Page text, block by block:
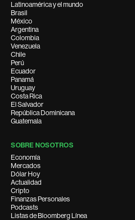
Latinoamérica y el mundo
Brasil
México
Argentina
Colombia
Venezuela
Chile
Perú
Ecuador
Panamá
Uruguay
Costa Rica
El Salvador
República Dominicana
Guatemala
SOBRE NOSOTROS
Economía
Mercados
Dólar Hoy
Actualidad
Cripto
Finanzas Personales
Podcasts
Listas de Bloomberg Línea